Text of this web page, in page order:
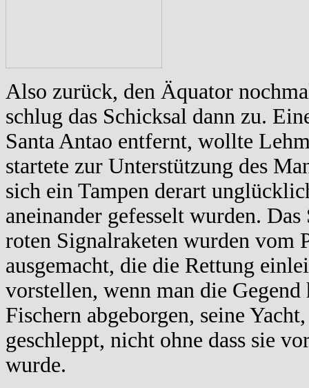
Also zurück, den Äquator
schlug das Schicksal dann zu.
Santa Antao entfernt, wollte
startete zur Unterstützung des
sich ein Tampen derart
aneinander gefesselt wurden.
roten Signalraketen wurden
ausgemacht, die die Rettung
vorstellen, wenn man die
Fischern abgeborgen, seine
geschleppt, nicht ohne dass sie
wurde.